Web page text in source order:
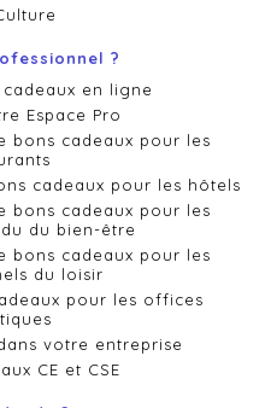
?
en ligne
Espace Pro
bons cadeaux pour les
cadeaux pour les hôtels
bons cadeaux pour les
du bien-être
bons cadeaux pour les
du loisir
pour les offices
votre entreprise
CE et CSE